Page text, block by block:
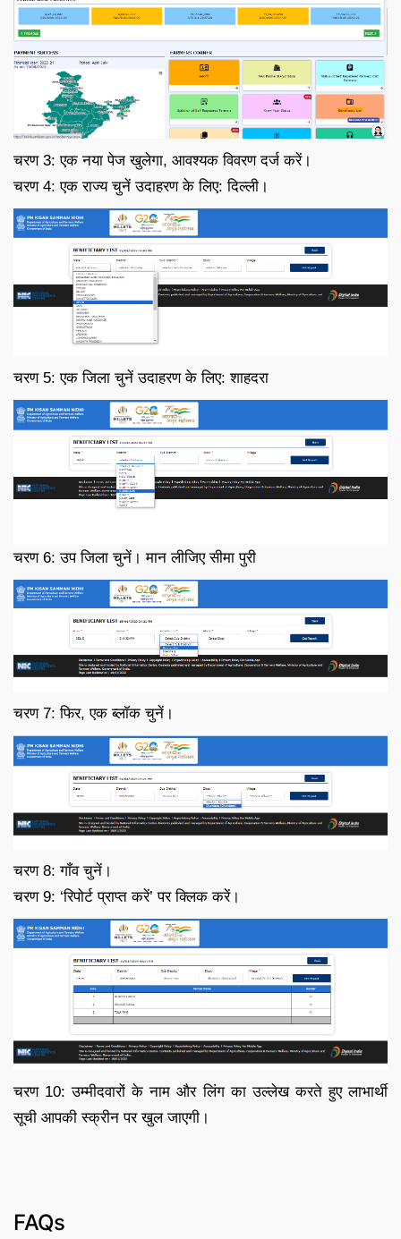
चरण 3: एक नया पेज खुलेगा, आवश्यक विवरण दर्ज करें।
चरण 4: एक राज्य चुनें उदाहरण के लिए: दिल्ली।
चरण 5: एक जिला चुनें उदाहरण के लिए: शाहदरा
चरण 6: उप जिला चुनें। मान लीजिए सीमा पुरी
चरण 7: फिर, एक ब्लॉक चुनें।
चरण 8: गाँव चुनें।
चरण 9: ‘रिपोर्ट प्राप्त करें’ पर क्लिक करें।
चरण 10: उम्मीदवारों के नाम और लिंग का उल्लेख करते हुए लाभार्थी
सूची आपकी स्क्रीन पर खुल जाएगी।
FAQs